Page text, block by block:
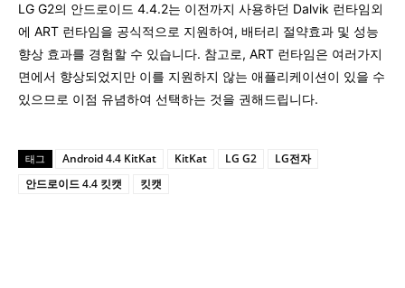
LG G2의 안드로이드 4.4.2는 이전까지 사용하던 Dalvik 런타임외
에 ART 런타임을 공식적으로 지원하여, 배터리 절약효과 및 성능
향상 효과를 경험할 수 있습니다. 참고로, ART 런타임은 여러가지
면에서 향상되었지만 이를 지원하지 않는 애플리케이션이 있을 수
있으므로 이점 유념하여 선택하는 것을 권해드립니다.
태그 Android 4.4 KitKat KitKat LG G2
LG전자
안드로이드 4.4 킷캣
킷캣